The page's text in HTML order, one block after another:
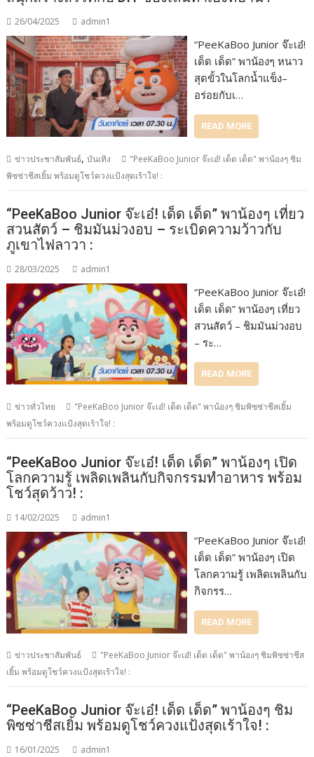
26/04/2025 admin1
“PeeKaBoo Junior จ๊ะเอ๋!
เด็ด เด็ด” พาน้องๆ หนาว
สุดขั้วในโลกน้ำแข็ง–
อร่อยกับเ…
READ MORE
ข่าวประชาสัมพันธ์,บันเทิง
"PeeKaBoo Junior จ๊ะเอ๋! เด็ด เด็ด" พาน้องๆ ชิม
พิซซ่าชีสเยิ้ม พร้อมดูโชว์ควงแป้งสุดเร้าใจ! :
“PeeKaBoo Junior จ๊ะเอ๋! เด็ด เด็ด” พาน้องๆ เที่ยว
สวนสัตว์ – ชิมมันม่วงอบ – ระเบิดความว้าวกับ
ภูเขาไฟลาวา :
28/03/2025 admin1
“PeeKaBoo Junior จ๊ะเอ๋!
เด็ด เด็ด” พาน้องๆ เที่ยว
สวนสัตว์ – ชิมมันม่วงอบ
– ระ…
READ MORE
ข่าวทั่วไทย
"PeeKaBoo Junior จ๊ะเอ๋! เด็ด เด็ด" พาน้องๆ ชิมพิซซ่าชีสเยิ้ม
พร้อมดูโชว์ควงแป้งสุดเร้าใจ! :
“PeeKaBoo Junior จ๊ะเอ๋! เด็ด เด็ด” พาน้องๆ เปิด
โลกความรู้ เพลิดเพลินกับกิจกรรมทำอาหาร พร้อม
โชว์สุดว้าว! :
14/02/2025 admin1
“PeeKaBoo Junior จ๊ะเอ๋!
เด็ด เด็ด” พาน้องๆ เปิด
โลกความรู้ เพลิดเพลินกับ
กิจกรร…
READ MORE
ข่าวประชาสัมพันธ์
"PeeKaBoo Junior จ๊ะเอ๋! เด็ด เด็ด" พาน้องๆ ชิมพิซซ่าชีส
เยิ้ม พร้อมดูโชว์ควงแป้งสุดเร้าใจ! :
“PeeKaBoo Junior จ๊ะเอ๋! เด็ด เด็ด” พาน้องๆ ชิม
พิซซ่าชีสเยิ้ม พร้อมดูโชว์ควงแป้งสุดเร้าใจ! :
16/01/2025 admin1